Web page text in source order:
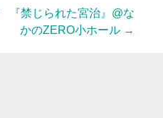
『禁じられた宮治』@な
かのZERO小ホール →